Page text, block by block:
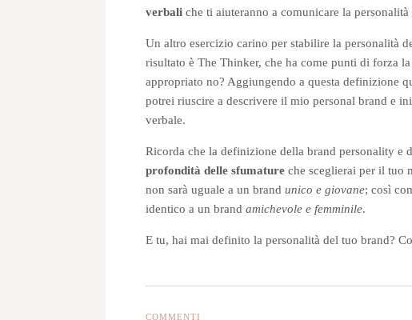
verbali che ti aiuteranno a comunicare la
Un altro esercizio carino per stabilire la personalità
risultato è The Thinker, che ha come punti di forza
appropriato no? Aggiungendo a questa definizione
potrei riuscire a descrivere il mio personal brand e
verbale.
Ricorda che la definizione della brand personality e
profondità delle sfumature che sceglierai per il tuo
non sarà uguale a un brand unico e giovane; così
identico a un brand amichevole e femminile.
E tu, hai mai definito la personalità del tuo brand?
COMMENTI